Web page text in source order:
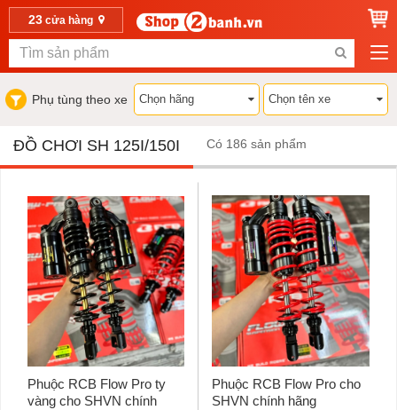
23cửa hàng
Phụ tùng theo xe
ĐỒ CHƠI SH 125I/150I Có 186 sản phẩm
Phuộc RCB Flow Pro ty
vàng cho SHVN chính
Phuộc RCB Flow Pro cho
SHVN chính hãng